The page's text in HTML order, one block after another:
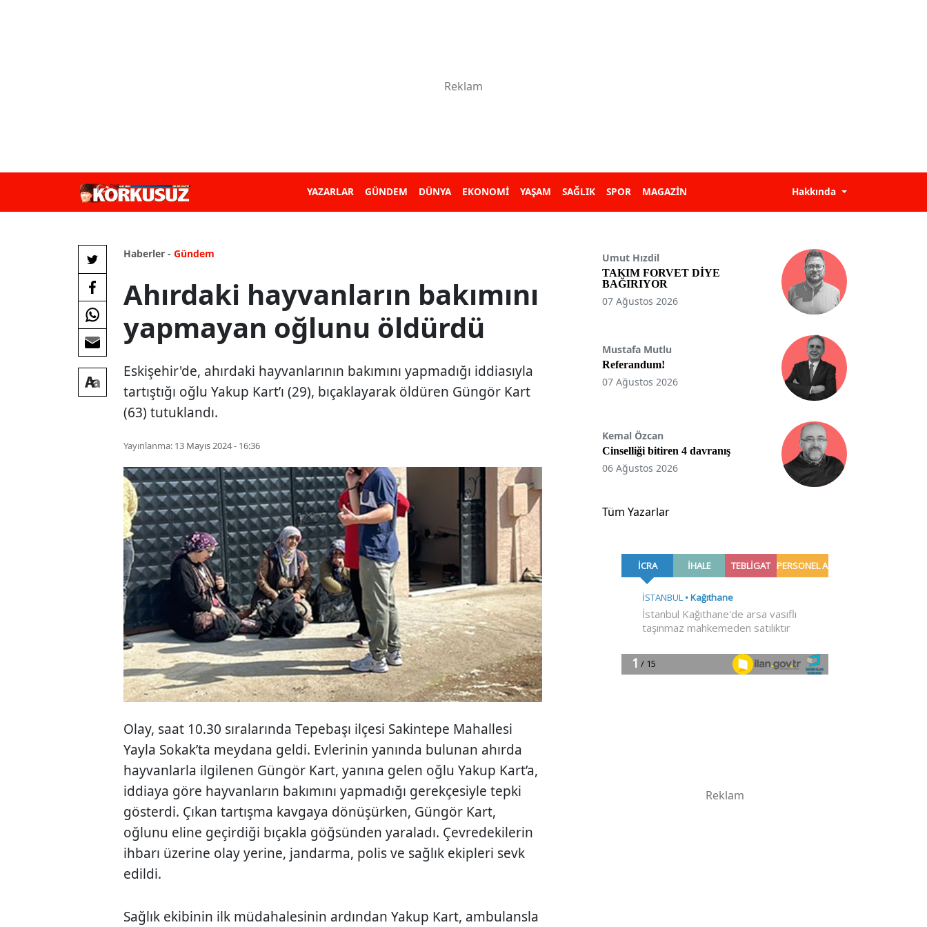
YAZARLAR GÜNDEM DÜNYA EKONOMİ YAŞAM SAĞLIK SPOR MAGAZİN Hakkında
Haberler - Gündem
Ahırdaki hayvanların bakımını
yapmayan oğlunu öldürdü
Eskişehir'de, ahırdaki hayvanlarının bakımını yapmadığı iddiasıyla
tartıştığı oğlu Yakup Kart’ı (29), bıçaklayarak öldüren Güngör Kart
(63) tutuklandı.
Yayınlanma: 13 Mayıs 2024 - 16:36
Olay, saat 10.30 sıralarında Tepebaşı ilçesi Sakintepe Mahallesi
Yayla Sokak’ta meydana geldi. Evlerinin yanında bulunan ahırda
hayvanlarla ilgilenen Güngör Kart, yanına gelen oğlu Yakup Kart’a,
iddiaya göre hayvanların bakımını yapmadığı gerekçesiyle tepki
gösterdi. Çıkan tartışma kavgaya dönüşürken, Güngör Kart,
oğlunu eline geçirdiği bıçakla göğsünden yaraladı. Çevredekilerin
ihbarı üzerine olay yerine, jandarma, polis ve sağlık ekipleri sevk
edildi.
Sağlık ekibinin ilk müdahalesinin ardından Yakup Kart, ambulansla
Umut Hızdil
TAKIM FORVET DİYE
BAĞIRIYOR
07 Ağustos 2026
Mustafa Mutlu
Referandum!
07 Ağustos 2026
Kemal Özcan
Cinselliği bitiren 4 davranış
06 Ağustos 2026
Tüm Yazarlar